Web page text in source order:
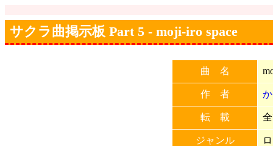
サクラ曲掲示板 Part 5 - moji-iro space
曲 名
作 者
転 載
ジャンル